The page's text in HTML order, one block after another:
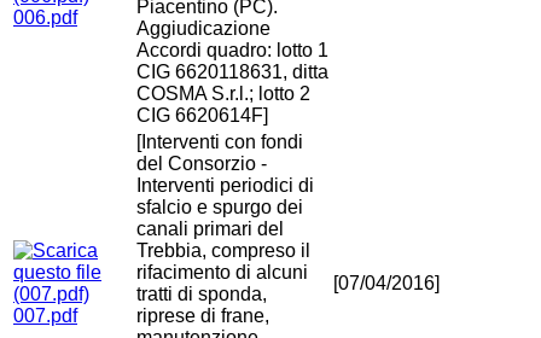
006.pdf
Piacentino (PC).
Aggiudicazione
Accordi quadro: lotto 1
CIG 6620118631, ditta
COSMA S.r.l.; lotto 2
CIG 6620614F]
007.pdf
[Interventi con fondi
del Consorzio -
Interventi periodici di
sfalcio e spurgo dei
canali primari del
Trebbia, compreso il
rifacimento di alcuni
tratti di sponda,
riprese di frane,
[07/04/2016]